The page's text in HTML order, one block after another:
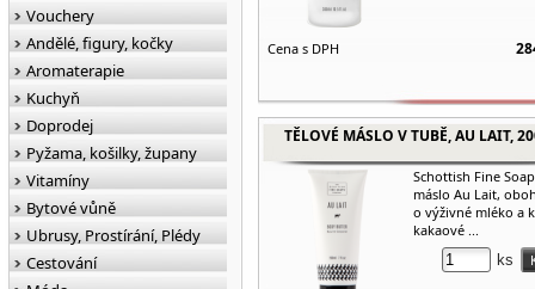
Cena s DPH
TĚLOVÉ MÁSLO V TUBĚ, AU LAIT,
Schottish Fine
máslo Au Lait,
o výživné mléko a
kakaové ...
ks
Vouchery
Andělé, figury, kočky
Aromaterapie
Kuchyň
Doprodej
Pyžama, košilky, župany
Vitamíny
Bytové vůně
Ubrusy, Prostírání, Plédy
Cestování